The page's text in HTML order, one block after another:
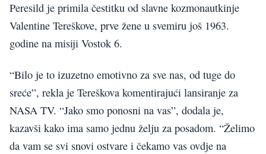
Peresild je primila čestitku od slavne kozmonautkinje
Valentine Tereškove, prve žene u svemiru još 1963.
godine na misiji Vostok 6.
“Bilo je to izuzetno emotivno za sve nas, od tuge do
sreće”, rekla je Tereškova komentirajući lansiranje za
NASA TV. “Jako smo ponosni na vas”, dodala je,
kazavši kako ima samo jednu želju za posadom. “Želimo
da vam se svi snovi ostvare i čekamo vas ovdje na